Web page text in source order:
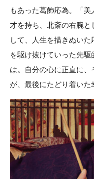
もあった葛飾応為。「
才を持ち、北斎の右腕と
して、人生を描きぬい
を駆け抜けていった先
は。自分の心に正直に
が、最後にたどり着い